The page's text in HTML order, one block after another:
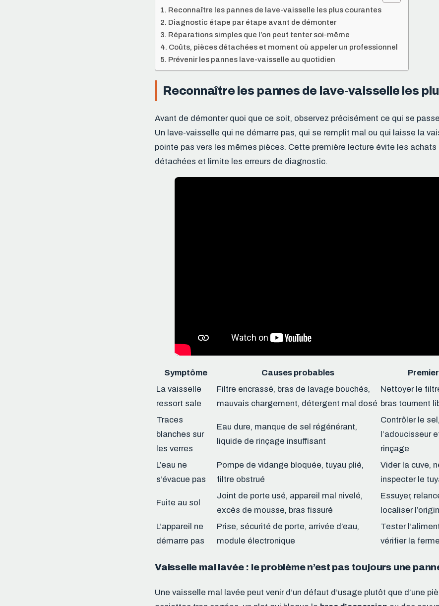
Reconnaître les pannes de lave-vaisselle les plus courantes
Diagnostic étape par étape avant de démonter
Réparations simples que l’on peut tenter soi-même
Coûts, pièces détachées et moment où appeler un professionnel
Prévenir les pannes lave-vaisselle au quotidien
Reconnaître les pannes de lave-vaisselle les
Avant de démonter quoi que ce soit, observez précisément ce qui se
Un lave-vaisselle qui ne démarre pas, qui se remplit mal ou qui laisse la
pointe pas vers les mêmes pièces. Cette première lecture évite les
détachées et limite les erreurs de diagnostic.
Symptôme Causes probables
La vaisselle
ressort sale
Filtre encrassé, bras de lavage bouchés,
mauvais chargement, détergent mal dosé
Nettoyer le
bras tournent
Traces
blanches sur
les verres
Eau dure, manque de sel régénérant,
liquide de rinçage insuffisant
Contrôler le
l’adoucisseur
rinçage
L’eau ne
s’évacue pas
Pompe de vidange bloquée, tuyau plié,
filtre obstrué
Vider la cuve,
inspecter le
Fuite au sol
Joint de porte usé, appareil mal nivelé,
excès de mousse, bras fissuré
Essuyer,
localiser
L’appareil ne
démarre pas
Prise, sécurité de porte, arrivée d’eau,
module électronique
Tester
vérifier la
Vaisselle mal lavée : le problème n’est pas toujours une
Une vaisselle mal lavée peut venir d’un défaut d’usage plutôt que d’une